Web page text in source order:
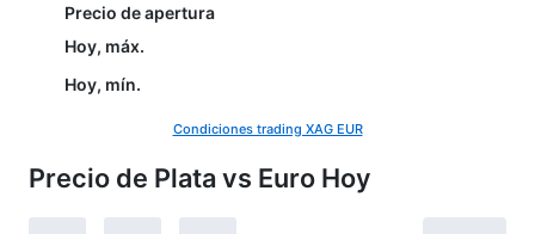
Precio de Plata vs Euro Hoy
Precio de apertura
Hoy, máx.
Hoy, mín.
Condiciones trading XAG EUR